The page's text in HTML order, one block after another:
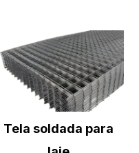
Tela soldada para